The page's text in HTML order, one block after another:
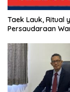
Taek Lauk, Ritual
Persaudaraan